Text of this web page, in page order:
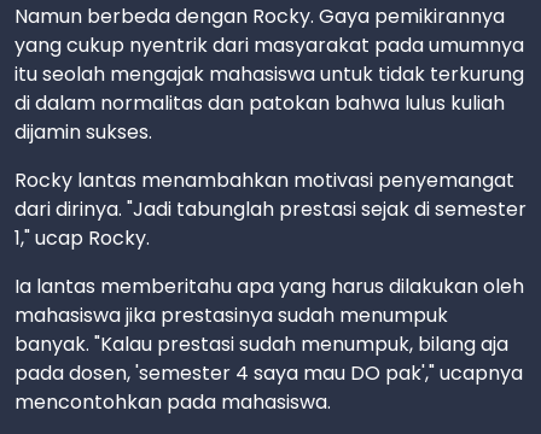
Namun berbeda dengan Rocky. Gaya pemikirannya
yang cukup nyentrik dari masyarakat pada umumnya
itu seolah mengajak mahasiswa untuk tidak terkurung
di dalam normalitas dan patokan bahwa lulus kuliah
dijamin sukses.
Rocky lantas menambahkan motivasi penyemangat
dari dirinya. "Jadi tabunglah prestasi sejak di semester
1," ucap Rocky.
Ia lantas memberitahu apa yang harus dilakukan oleh
mahasiswa jika prestasinya sudah menumpuk
banyak. "Kalau prestasi sudah menumpuk, bilang aja
pada dosen, 'semester 4 saya mau DO pak'," ucapnya
mencontohkan pada mahasiswa.